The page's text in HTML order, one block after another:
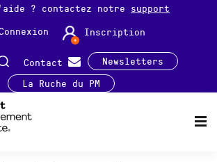
? contactez notre support
Inscription
Contact
Newsletters
La Ruche du PM